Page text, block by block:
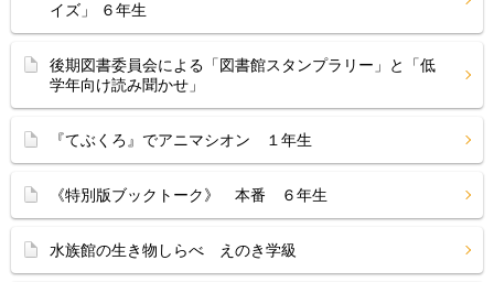
イズ」 ６年生
後期図書委員会による「図書館スタンプラリー」と「低
学年向け読み聞かせ」
『てぶくろ』でアニマシオン １年生
《特別版ブックトーク》 本番 ６年生
水族館の生き物しらべ えのき学級